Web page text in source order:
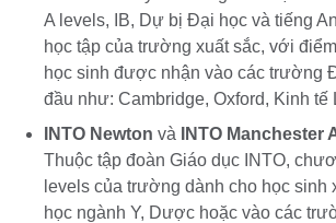
A levels, IB, Dự bị Đại học và tiếng
học tập của trường xuất sắc, với
học sinh được nhận vào các trường
đầu như: Cambridge, Oxford, Kinh
INTO Newton và INTO Manchester
Thuộc tập đoàn Giáo dục INTO,
levels của trường dành cho học sinh
học ngành Y, Dược hoặc vào các